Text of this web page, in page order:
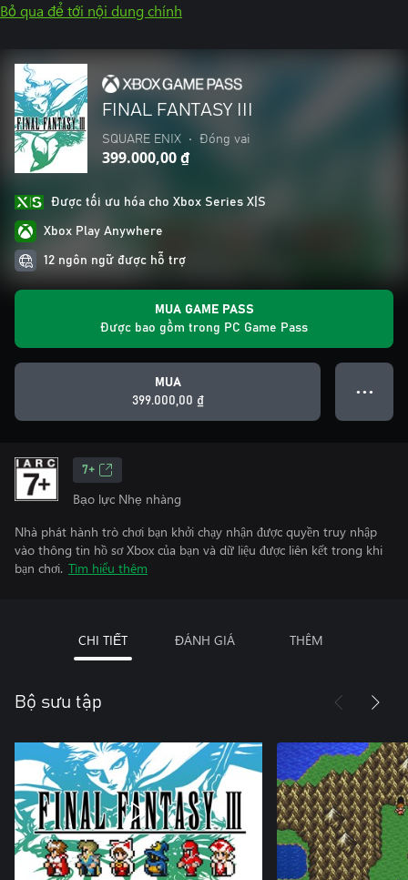
Bỏ qua để tới nội dung chính
FINAL FANTASY III
SQUARE ENIX • Đóng vai
399.000,00 ₫
Được tối ưu hóa cho Xbox Series X|S
Xbox Play Anywhere
12 ngôn ngữ được hỗ trợ
MUA GAME PASS
Được bao gồm trong PC Game Pass
MUA
399.000,00 ₫
● ● ●
7+
Bạo lực Nhẹ nhàng
Nhà phát hành trò chơi bạn khởi chạy nhận được quyền truy nhập
vào thông tin hồ sơ Xbox của bạn và dữ liệu được liên kết trong khi
bạn chơi. Tìm hiểu thêm
CHI TIẾT ĐÁNH GIÁ THÊM
Bộ sưu tập